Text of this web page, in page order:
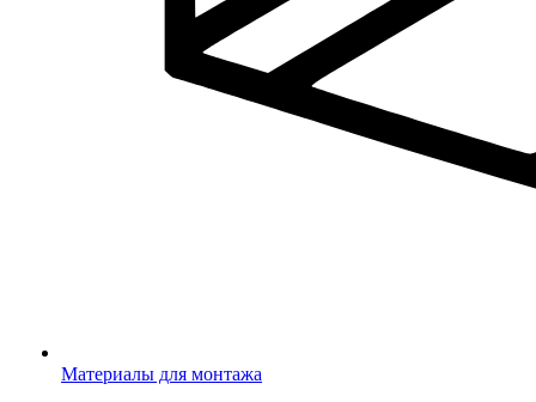
Материалы для монтажа